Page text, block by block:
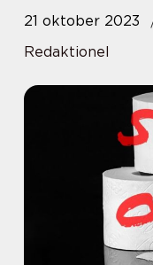
21 oktober 2023
Redaktionel